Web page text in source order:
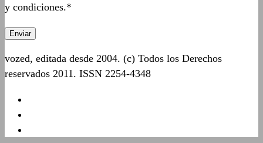
y condiciones.*
vozed, editada desde 2004. (c) Todos los Derechos
reservados 2011. ISSN 2254-4348